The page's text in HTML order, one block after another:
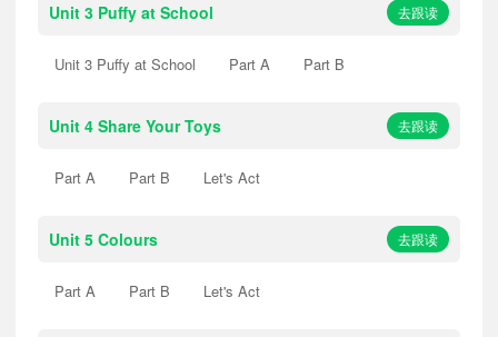
Unit 3 Puffy at School 去跟读
Unit 3 Puffy at School Part A Part B
Unit 4 Share Your Toys 去跟读
Part A Part B Let's Act
Unit 5 Colours 去跟读
Part A Part B Let's Act